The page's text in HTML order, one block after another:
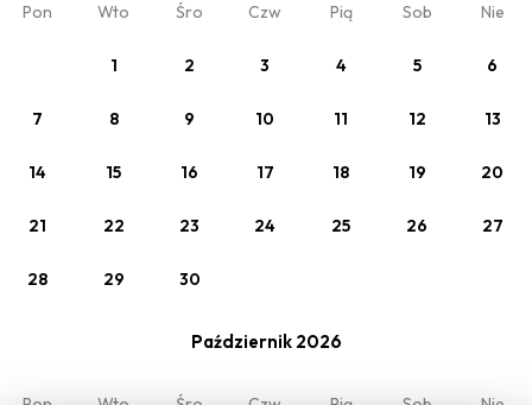
Pon Wto Śro Czw Pią Sob Nie
1 2 3 4 5 6
7 8 9 10 11 12 13
14 15 16 17 18 19 20
21 22 23 24 25 26 27
28 29 30
Październik 2026
2 x Dorośli
Regulamin